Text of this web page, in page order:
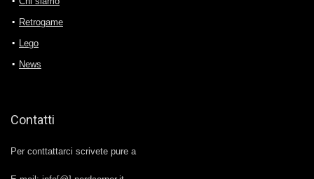
Retrogame
Lego
News
Contatti
Per conttattarci scrivete pure a